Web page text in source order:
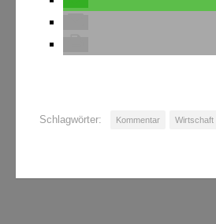
Schlagwörter: Kommentar Wirtschaft